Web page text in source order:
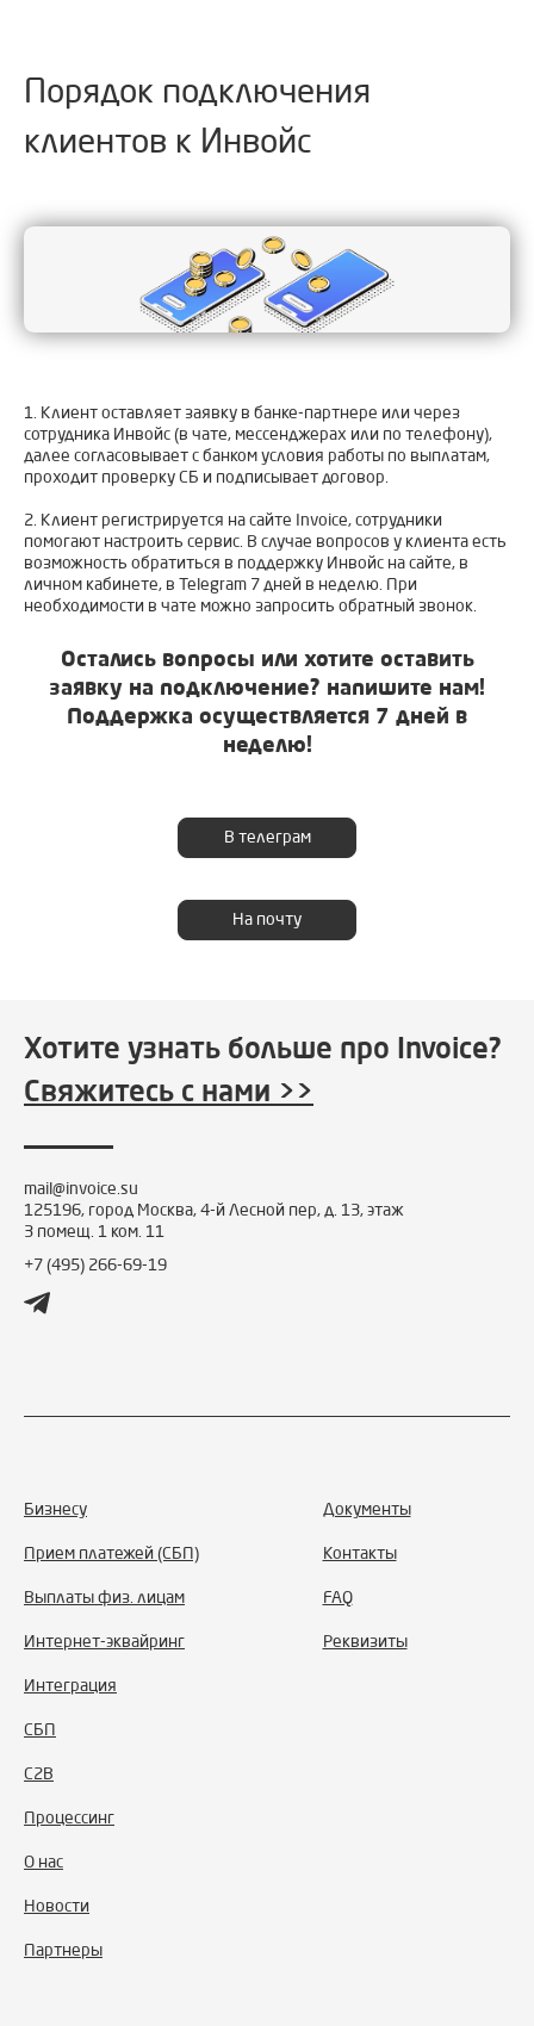
Порядок подключения
клиентов к Инвойс
1. Клиент оставляет заявку в банке-партнере или через
сотрудника Инвойс (в чате, мессенджерах или по телефону),
далее согласовывает с банком условия работы по выплатам,
проходит проверку СБ и подписывает договор.
2. Клиент регистрируется на сайте Invoice, сотрудники
помогают настроить сервис. В случае вопросов у клиента есть
возможность обратиться в поддержку Инвойс на сайте, в
личном кабинете, в Telegram 7 дней в неделю. При
необходимости в чате можно запросить обратный звонок.
Остались вопросы или хотите оставить
заявку на подключение? напишите нам!
Поддержка осуществляется 7 дней в
неделю!
В телеграм
На почту
Хотите узнать больше про Invoice?
Свяжитесь с нами >>
mail@invoice.su
125196, город Москва, 4-й Лесной пер, д. 13, этаж
3 помещ. 1 ком. 11
+7 (495) 266-69-19
Подвал
Бизнесу
Прием платежей (СБП)
Выплаты физ. лицам
Интернет-эквайринг
Интеграция
СБП
С2B
Процессинг
О нас
Новости
Партнеры
Документы
Контакты
FAQ
Реквизиты